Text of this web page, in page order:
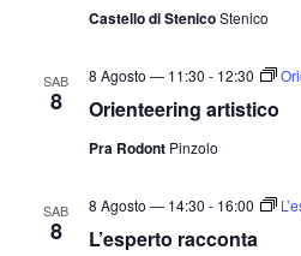
Castello di StenicoStenico
SAB
8 Orienteering artistico
8 Agosto — 11:30 - 12:30
Pra Rodont Pinzolo
SAB
8 L’esperto racconta
8 Agosto — 14:30 - 16:00